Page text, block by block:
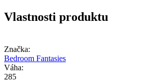
Vlastnosti produktu
Značka:
Bedroom Fantasies
Váha:
285